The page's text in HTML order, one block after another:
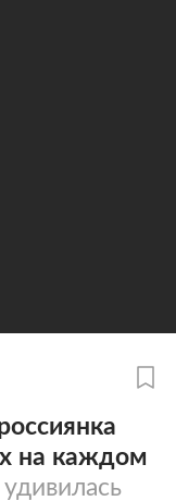
на каждом